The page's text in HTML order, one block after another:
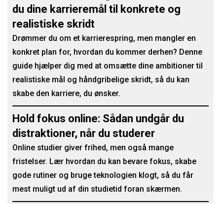
du dine karrieremål til konkrete og
realistiske skridt
Drømmer du om et karrierespring, men mangler en
konkret plan for, hvordan du kommer derhen? Denne
guide hjælper dig med at omsætte dine ambitioner til
realistiske mål og håndgribelige skridt, så du kan
skabe den karriere, du ønsker.
Hold fokus online: Sådan undgår du
distraktioner, når du studerer
Online studier giver frihed, men også mange
fristelser. Lær hvordan du kan bevare fokus, skabe
gode rutiner og bruge teknologien klogt, så du får
mest muligt ud af din studietid foran skærmen.